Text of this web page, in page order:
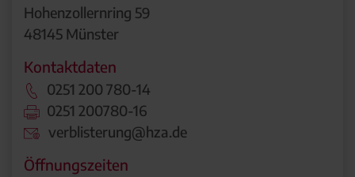
Hohenzollernring 59
48145 Münster
Kontaktdaten
0251 200 780-14
0251 200780-16
verblisterung@hza.de
Öffnungszeiten